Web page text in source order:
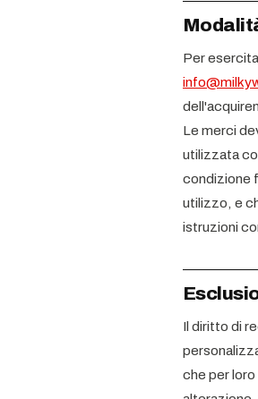
Per
Le merci
utilizzata
condizione
utilizzo, e
istruzioni
Il diritto di
che per